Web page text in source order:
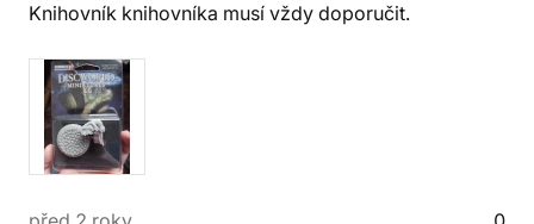
Knihovník knihovníka musí vždy doporučit.